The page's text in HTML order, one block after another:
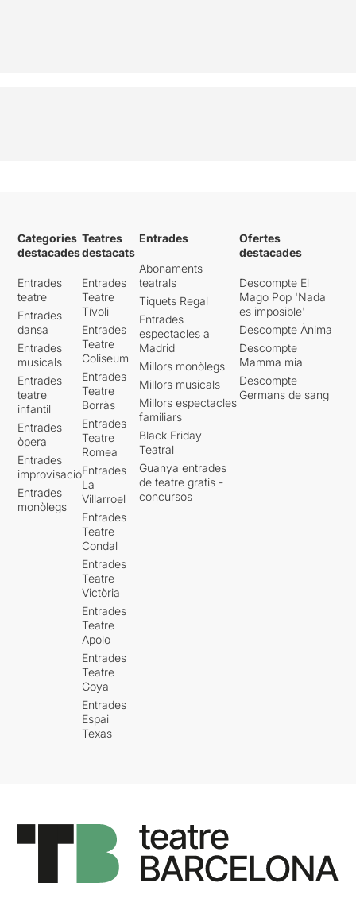
Categories
destacades
Entrades
teatre
Entrades
dansa
Entrades
musicals
Entrades
teatre
infantil
Entrades
òpera
Entrades
improvisació
Entrades
monòlegs
Teatres
destacats
Entrades
Teatre
Tívoli
Entrades
Teatre
Coliseum
Entrades
Teatre
Borràs
Entrades
Teatre
Romea
Entrades
La
Villarroel
Entrades
Teatre
Condal
Entrades
Teatre
Victòria
Entrades
Teatre
Apolo
Entrades
Teatre
Goya
Entrades
Espai
Texas
Entrades
Abonaments
teatrals
Tiquets Regal
Entrades
espectacles a
Madrid
Millors monòlegs
Millors musicals
Millors espectacles
familiars
Black Friday
Teatral
Guanya entrades
de teatre gratis -
concursos
Ofertes
destacades
Descompte El
Mago Pop 'Nada
es imposible'
Descompte Ànima
Descompte
Mamma mia
Descompte
Germans de sang